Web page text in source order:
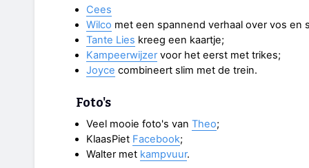
Cees
Wilco met een spannend verhaal over vos en
Tante Lies kreeg een kaartje;
Kampeerwijzervoor het eerst met trikes;
Joyce combineert slim met de trein.
Foto's
Veel mooie foto's van Theo;
KlaasPiet Facebook;
Walter met kampvuur.